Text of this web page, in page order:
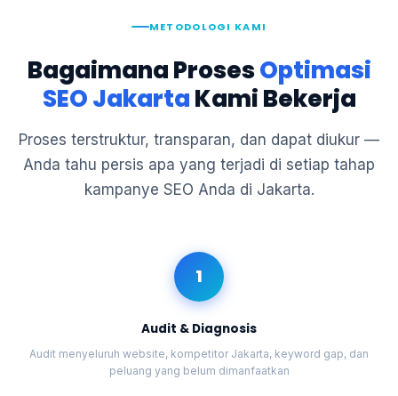
METODOLOGI KAMI
Bagaimana ProsesOptimasi
SEO JakartaKami Bekerja
Proses terstruktur, transparan, dan dapat diukur —
Anda tahu persis apa yang terjadi di setiap tahap
kampanye SEO Anda di Jakarta.
1
Audit & Diagnosis
Audit menyeluruh website, kompetitor Jakarta, keyword gap, dan
peluang yang belum dimanfaatkan